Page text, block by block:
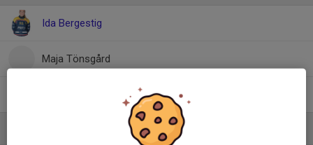
Ida Bergestig
Maja Tönsgård